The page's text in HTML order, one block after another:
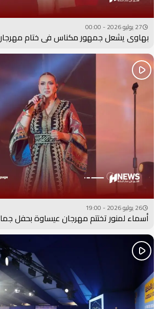
27 يوليو 2026 - 00:00
بهاوي يشعل جمهور مكناس في ختام
26 يوليو 2026 - 19:00
أسماء لمنور تختتم مهرجان عيساوة بحفل